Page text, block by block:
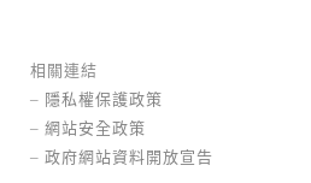
青少年為每個人成長必經的
漸成形...
相關連結
– 隱私權保護政策
– 網站安全政策
– 政府網站資料開放宣告